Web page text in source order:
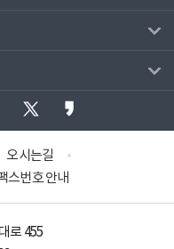
오시는길
스번호 안내
로 455